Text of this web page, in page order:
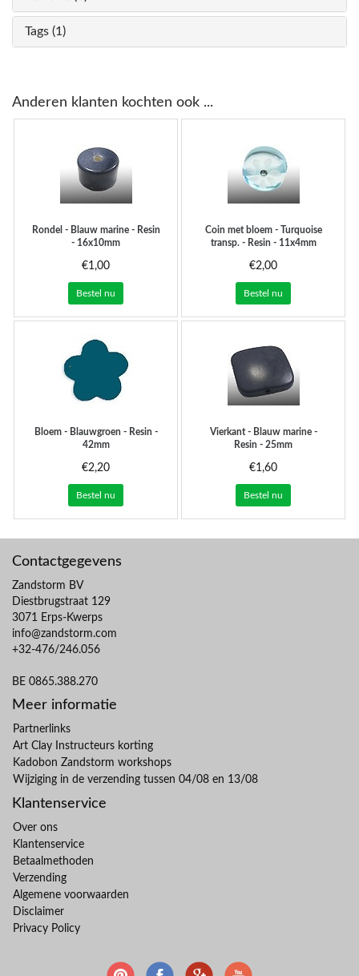
Tags (1)
Anderen klanten kochten ook ...
Rondel - Blauw marine - Resin
- 16x10mm
€1,00
Bestel nu
Coin met bloem - Turquoise
transp. - Resin - 11x4mm
€2,00
Bestel nu
Bloem - Blauwgroen - Resin -
42mm
€2,20
Bestel nu
Vierkant - Blauw marine -
Resin - 25mm
€1,60
Bestel nu
Contactgegevens
Zandstorm BV
Diestbrugstraat 129
3071 Erps-Kwerps
info@zandstorm.com
+32-476/246.056
BE 0865.388.270
Meer informatie
Partnerlinks
Art Clay Instructeurs korting
Kadobon Zandstorm workshops
Wijziging in de verzending tussen 04/08 en 13/08
Klantenservice
Over ons
Klantenservice
Betaalmethoden
Verzending
Algemene voorwaarden
Disclaimer
Privacy Policy